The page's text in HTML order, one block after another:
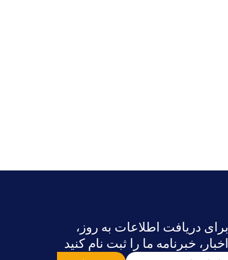
برای دریافت اطلاعات به روز،
اخبار، خبرنامه ما را ثبت نام کنید